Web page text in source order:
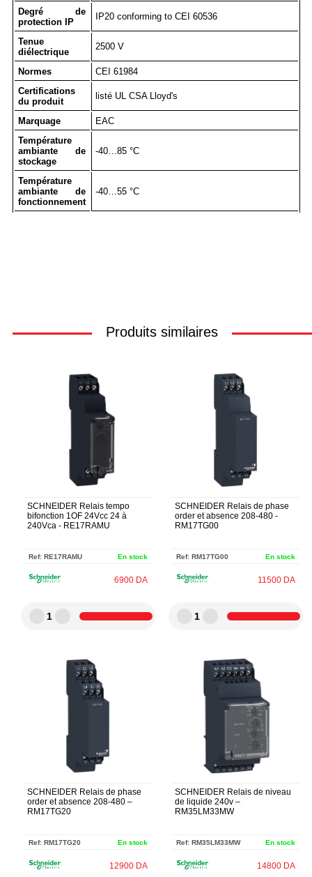
Degré de
protection IP
IP20 conforming to CEI 60536
Tenue
diélectrique
2500 V
Normes
CEI 61984
Certifications
du produit
listé UL CSA Lloyd's
Marquage
EAC
Température
ambiante de
stockage
-40…85 °C
Température
ambiante de
fonctionnement
-40…55 °C
Produits similaires
SCHNEIDER Relais tempo
bifonction 1OF 24Vcc 24 à
240Vca - RE17RAMU
Ref: RE17RAMU En stock
6900 DA
1
SCHNEIDER Relais de phase
order et absence 208-480 -
RM17TG00
Ref: RM17TG00 En stock
11500 DA
1
SCHNEIDER Relais de phase
order et absence 208-480 –
RM17TG20
Ref: RM17TG20 En stock
12900 DA
SCHNEIDER Relais de niveau
de liquide 240v –
RM35LM33MW
Ref: RM35LM33MW En stock
14800 DA